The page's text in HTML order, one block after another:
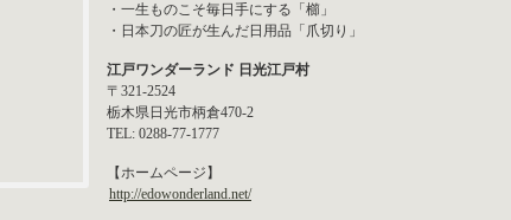
・一生ものこそ毎日手にする「櫛」
・日本刀の匠が生んだ日用品「爪切り」
江戸ワンダーランド 日光江戸村
〒321-2524
栃木県日光市柄倉470-2
TEL: 0288-77-1777
【ホームページ】
http://edowonderland.net/